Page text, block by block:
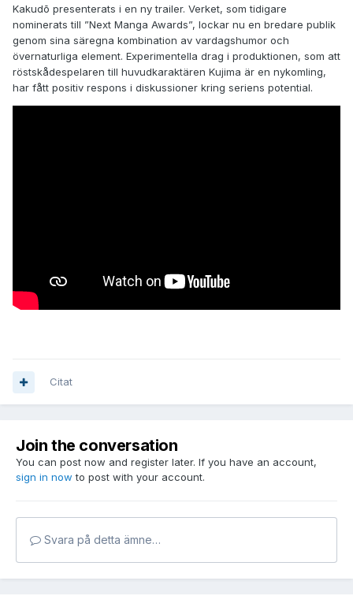
Kakudō presenterats i en ny trailer. Verket, som tidigare
nominerats till ”Next Manga Awards”, lockar nu en bredare publik
genom sina säregna kombination av vardagshumor och
övernaturliga element. Experimentella drag i produktionen, som att
röstskådespelaren till huvudkaraktären Kujima är en nykomling,
har fått positiv respons i diskussioner kring seriens potential.
Citat
Join the conversation
You can post now and register later. If you have an account,
sign in now to post with your account.
Svara på detta ämne…